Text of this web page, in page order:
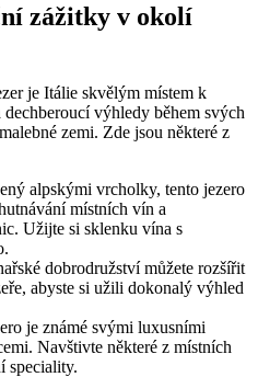
zážitky v okolí
je Itálie skvělým místem k
výhledy během svých
zemi. Zde jsou některé z
alpskými vrcholky, tento jezero
místních vín a
Užijte si sklenku vína s
dobrodružství můžete rozšířit
abyste si užili dokonalý výhled
je známé svými luxusními
Navštivte některé z místních
speciality.